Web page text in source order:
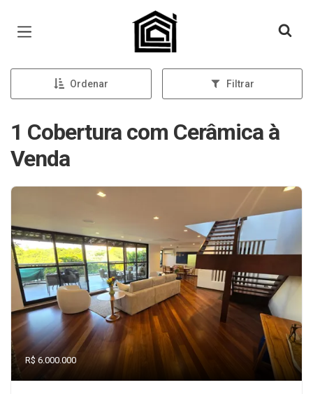
Página inicial
Ordenar Filtrar
1 Cobertura com Cerâmica à
Venda
R$ 6.000.000